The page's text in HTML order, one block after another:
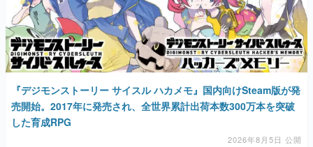
なんでゲームは面白い？
ゲーム開発者・hamatsu氏がゲームの魅力を画面や操作の
具体的な形から解き明かしていく、硬派で骨太な評論連載
です。
ゲームが変えた日本語
の起源や用法の変遷を、コンピューター文化史研究家・タ
イニーP氏が徹底調査。
カテゴリ
『デジモンストーリー サイスル ハカメモ』国内向けSteam版が発
売開始。2017年に発売され、全世界累計出荷本数300万本を突破
した育成RPG
2026年8月5日 公開